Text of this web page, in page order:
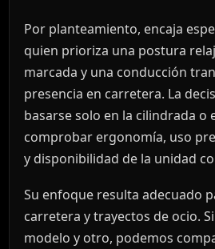
Por planteamiento, encaja
quien prioriza una postura
marcada y una conducción
presencia en carretera. La
basarse solo en la cilindrada o
comprobar ergonomía, uso
y disponibilidad de la unidad
Su enfoque resulta adecuado
carretera y trayectos de ocio.
modelo y otro, podemos